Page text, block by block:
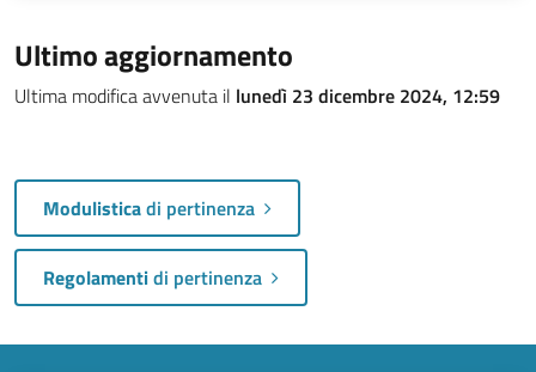
Ultimo aggiornamento
Ultima modifica avvenuta il lunedì 23 dicembre 2024, 12:59
Modulisticadi pertinenza
Regolamentidi pertinenza